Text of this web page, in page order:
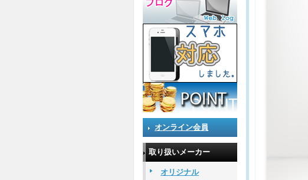
オンライン会員
取り扱いメーカー
オリジナル